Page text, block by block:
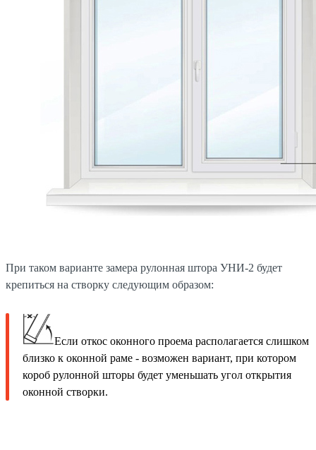
При таком варианте замера рулонная штора УНИ-2 будет
крепиться на створку следующим образом:
Если откос оконного проема располагается слишком
близко к оконной раме - возможен вариант, при котором
короб рулонной шторы будет уменьшать угол открытия
оконной створки.